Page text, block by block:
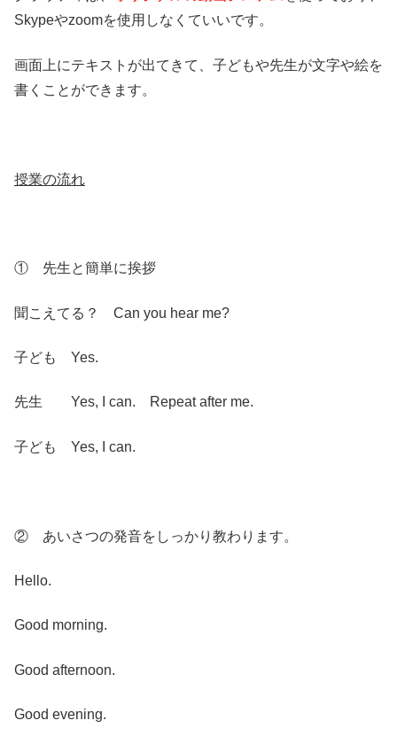
Skypeやzoomを使用しなくていいです。
画面上にテキストが出てきて、子どもや先生が文字や絵を
書くことができます。
授業の流れ
① 先生と簡単に挨拶
聞こえてる？ Can you hear me?
子ども Yes.
先生 Yes, I can. Repeat after me.
子ども Yes, I can.
② あいさつの発音をしっかり教わります。
Hello.
Good morning.
Good afternoon.
Good evening.